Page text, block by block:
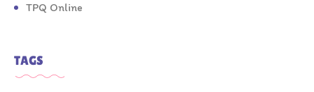
TPQ Online
TAGS